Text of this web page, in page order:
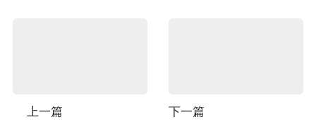
上一篇 下一篇